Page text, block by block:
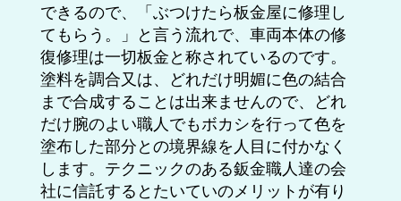
できるので、「ぶつけたら板金屋に修理し
てもらう。」と言う流れで、車両本体の修
復修理は一切板金と称されているのです。
塗料を調合又は、どれだけ明媚に色の結合
まで合成することは出来ませんので、どれ
だけ腕のよい職人でもボカシを行って色を
塗布した部分との境界線を人目に付かなく
します。テクニックのある鈑金職人達の会
社に信託するとたいていのメリットが有り